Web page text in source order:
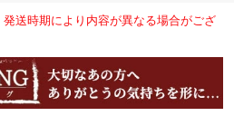
送時期により内容が異なる場合がござ